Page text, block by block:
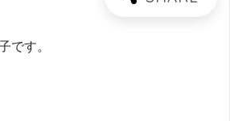
です。